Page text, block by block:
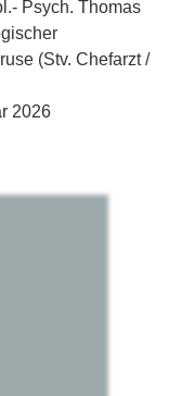
Psych. Thomas
(Stv. Chefarzt /
2026